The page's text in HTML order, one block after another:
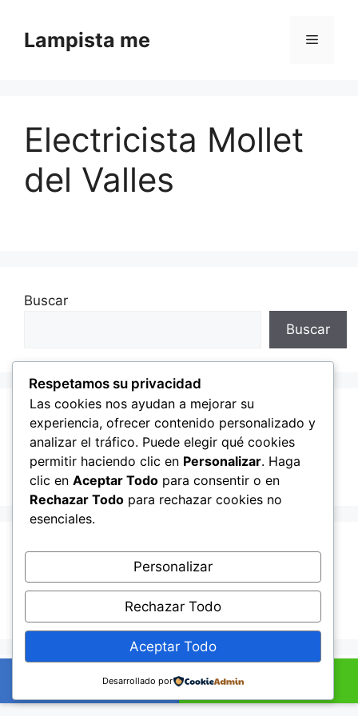
Lampista me Menú
Electricista Mollet
del Valles
Buscar
Buscar
Recent Posts
Hello world!
Recent Comments
A WordPress Commenter enHello world!
© 2026 Lampista me• Creado conGeneratePress
+34601895352 Ahora por WhatsApp
Respetamos su privacidad
Las cookies nos ayudan a mejorar su
experiencia, ofrecer contenido personalizado y
analizar el tráfico. Puede elegir qué cookies
permitir haciendo clic en Personalizar. Haga
clic en Aceptar Todo para consentir o en
Rechazar Todo para rechazar cookies no
esenciales.
Personalizar
Rechazar Todo
Aceptar Todo
Desarrollado por